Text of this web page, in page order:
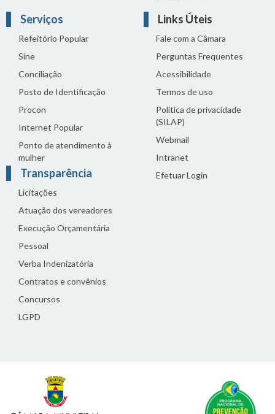
Serviços
Refeitório Popular
Sine
Conciliação
Posto de Identificação
Procon
Internet Popular
Ponto de atendimento à
mulher
Transparência
Licitações
Atuação dos vereadores
Execução Orçamentária
Pessoal
Verba Indenizatória
Contratos e convênios
Concursos
LGPD
Links Úteis
Fale com a Câmara
Perguntas Frequentes
Acessibilidade
Termos de uso
Política de privacidade
(SILAP)
Webmail
Intranet
Efetuar Login